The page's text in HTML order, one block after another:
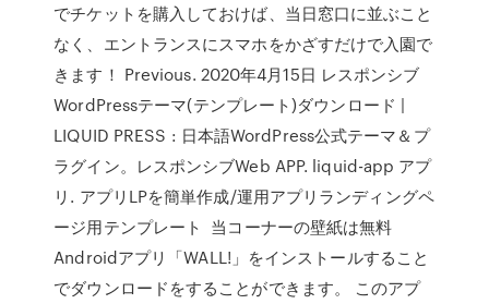
でチケットを購入しておけば、当日窓口に並ぶこと
なく、エントランスにスマホをかざすだけで入園で
きます！ Previous. 2020年4月15日 レスポンシブ
WordPressテーマ(テンプレート)ダウンロード |
LIQUID PRESS : 日本語WordPress公式テーマ＆プ
ラグイン。レスポンシブWeb APP. liquid-app アプ
リ. アプリLPを簡単作成/運用アプリランディングペ
ージ用テンプレート 当コーナーの壁紙は無料
Androidアプリ「WALL!」をインストールすること
でダウンロードをすることができます。 このアプ